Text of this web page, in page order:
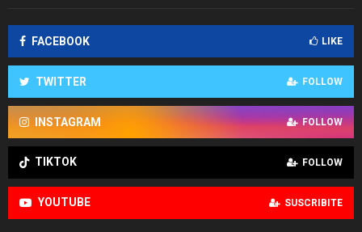
FACEBOOK LIKE
TWITTER FOLLOW
INSTAGRAM FOLLOW
TIKTOK FOLLOW
YOUTUBE SUSCRIBITE